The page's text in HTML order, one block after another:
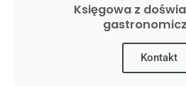
Księgowa z
Kontakt